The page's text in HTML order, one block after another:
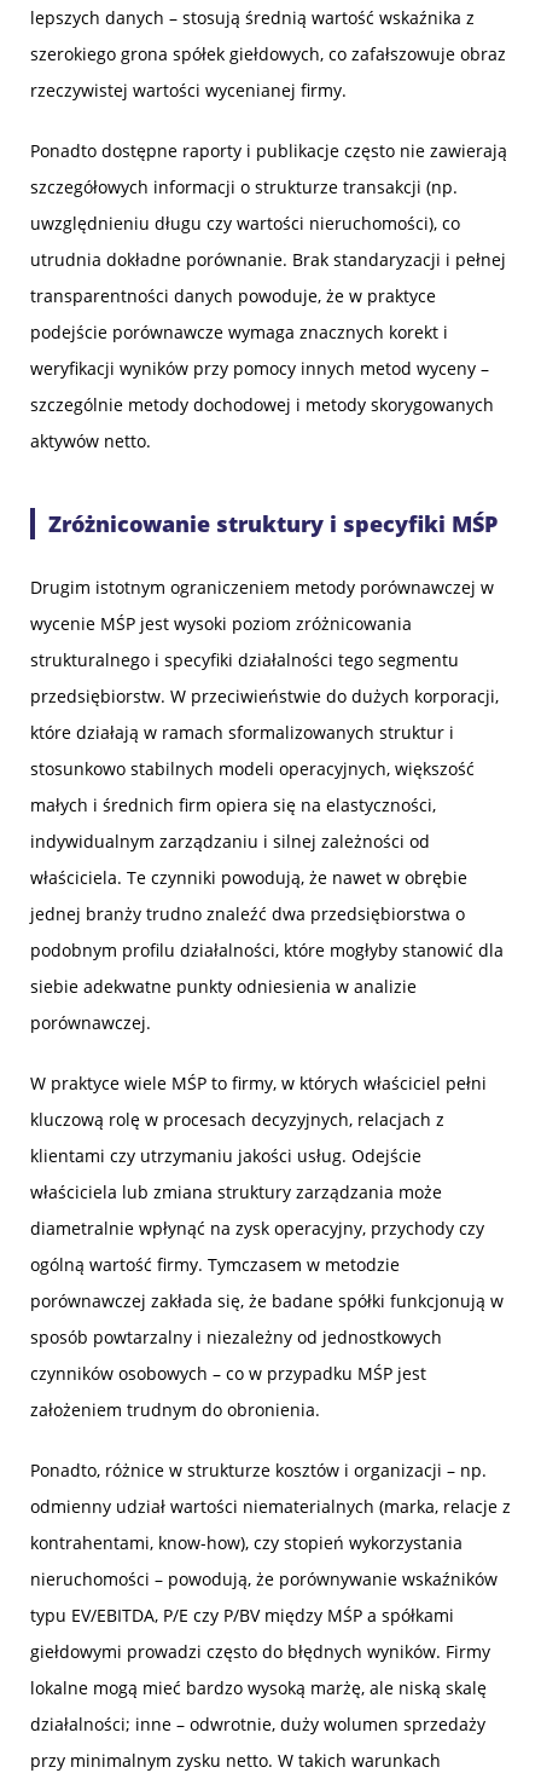
lepszych danych – stosują średnią wartość wskaźnika z
szerokiego grona spółek giełdowych, co zafałszowuje obraz
rzeczywistej wartości wycenianej firmy.
Ponadto dostępne raporty i publikacje często nie zawierają
szczegółowych informacji o strukturze transakcji (np.
uwzględnieniu długu czy wartości nieruchomości), co
utrudnia dokładne porównanie. Brak standaryzacji i pełnej
transparentności danych powoduje, że w praktyce
podejście porównawcze wymaga znacznych korekt i
weryfikacji wyników przy pomocy innych metod wyceny –
szczególnie metody dochodowej i metody skorygowanych
aktywów netto.
Zróżnicowanie struktury i specyfiki MŚP
Drugim istotnym ograniczeniem metody porównawczej w
wycenie MŚP jest wysoki poziom zróżnicowania
strukturalnego i specyfiki działalności tego segmentu
przedsiębiorstw. W przeciwieństwie do dużych korporacji,
które działają w ramach sformalizowanych struktur i
stosunkowo stabilnych modeli operacyjnych, większość
małych i średnich firm opiera się na elastyczności,
indywidualnym zarządzaniu i silnej zależności od
właściciela. Te czynniki powodują, że nawet w obrębie
jednej branży trudno znaleźć dwa przedsiębiorstwa o
podobnym profilu działalności, które mogłyby stanowić dla
siebie adekwatne punkty odniesienia w analizie
porównawczej.
W praktyce wiele MŚP to firmy, w których właściciel pełni
kluczową rolę w procesach decyzyjnych, relacjach z
klientami czy utrzymaniu jakości usług. Odejście
właściciela lub zmiana struktury zarządzania może
diametralnie wpłynąć na zysk operacyjny, przychody czy
ogólną wartość firmy. Tymczasem w metodzie
porównawczej zakłada się, że badane spółki funkcjonują w
sposób powtarzalny i niezależny od jednostkowych
czynników osobowych – co w przypadku MŚP jest
założeniem trudnym do obronienia.
Ponadto, różnice w strukturze kosztów i organizacji – np.
odmienny udział wartości niematerialnych (marka, relacje z
kontrahentami, know-how), czy stopień wykorzystania
nieruchomości – powodują, że porównywanie wskaźników
typu EV/EBITDA, P/E czy P/BV między MŚP a spółkami
giełdowymi prowadzi często do błędnych wyników. Firmy
lokalne mogą mieć bardzo wysoką marżę, ale niską skalę
działalności; inne – odwrotnie, duży wolumen sprzedaży
przy minimalnym zysku netto. W takich warunkach